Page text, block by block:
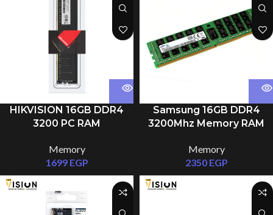
Samsung 16GB DDR4
3200Mhz Memory RAM
Memory
2350 EGP
HIKVISION 16GB DDR4
3200 PC RAM
Memory
1699 EGP